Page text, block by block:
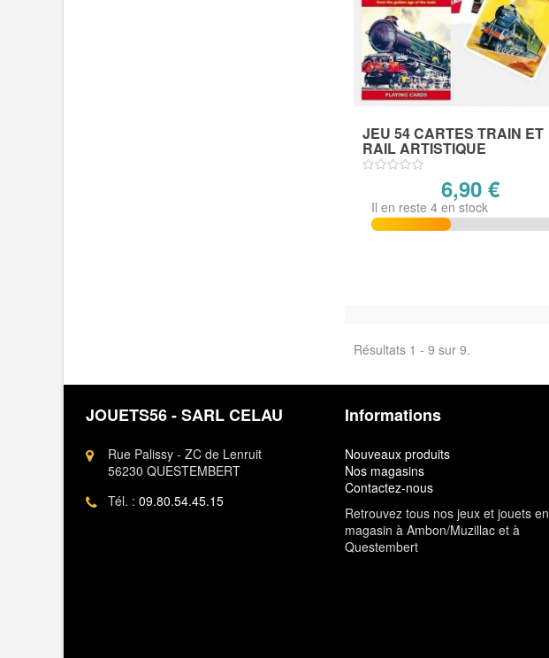
JEU 54 CARTES TRAIN ET
RAIL ARTISTIQUE
6,90 €
Il en reste 4 en stock
Résultats 1 - 9 sur 9.
JOUETS56 - SARL CELAU
Rue Palissy - ZC de Lenruit
56230 QUESTEMBERT
Tél. : 09.80.54.45.15
Informations
Nouveaux produits
Nos magasins
Contactez-nous
Retrouvez tous nos jeux et jouets en
magasin à Ambon/Muzillac et à
Questembert